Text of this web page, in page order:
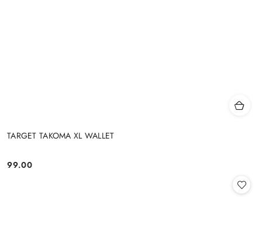
TARGET TAKOMA XL WALLET
Cena:
99.00